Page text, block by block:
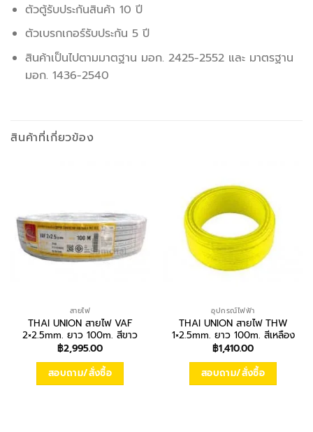
ตัวตู้รับประกันสินค้า 10 ปี
ตัวเบรกเกอร์รับประกัน 5 ปี
สินค้าเป็นไปตามมาตฐาน มอก. 2425-2552 และ มาตรฐาน
มอก. 1436-2540
สินค้าที่เกี่ยวข้อง
สายไฟ
THAI UNION สายไฟ VAF
2×2.5mm. ยาว 100m. สีขาว
฿2,995.00
สอบถาม/สั่งซื้อ
อุปกรณ์ไฟฟ้า
THAI UNION สายไฟ THW
1×2.5mm. ยาว 100m. สีเหลือง
฿1,410.00
สอบถาม/สั่งซื้อ